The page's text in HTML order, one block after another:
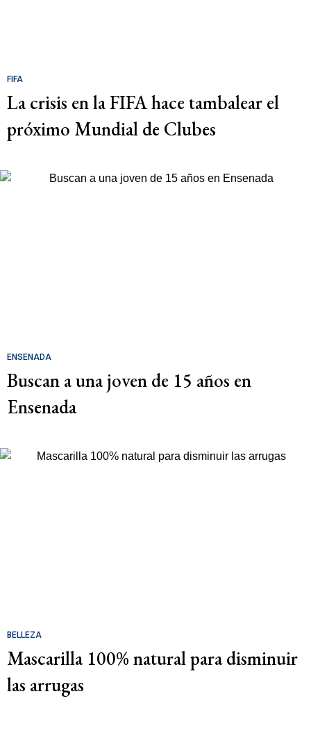
FIFA
La crisis en la FIFA hace tambalear el
próximo Mundial de Clubes
ENSENADA
Buscan a una joven de 15 años en
Ensenada
BELLEZA
Mascarilla 100% natural para disminuir
las arrugas